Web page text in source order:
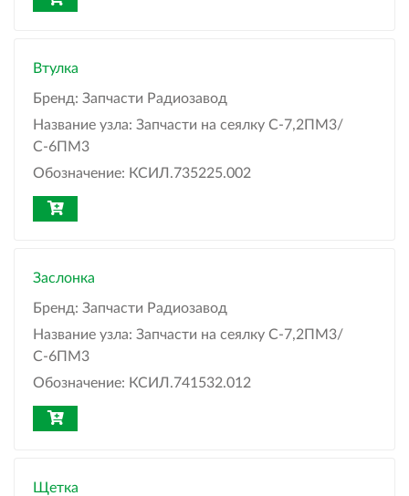
Втулка
Бренд: Запчасти Радиозавод
Название узла: Запчасти на сеялку С-7,2ПМ3/
С-6ПМ3
Обозначение: КСИЛ.735225.002
Заслонка
Бренд: Запчасти Радиозавод
Название узла: Запчасти на сеялку С-7,2ПМ3/
С-6ПМ3
Обозначение: КСИЛ.741532.012
Щетка